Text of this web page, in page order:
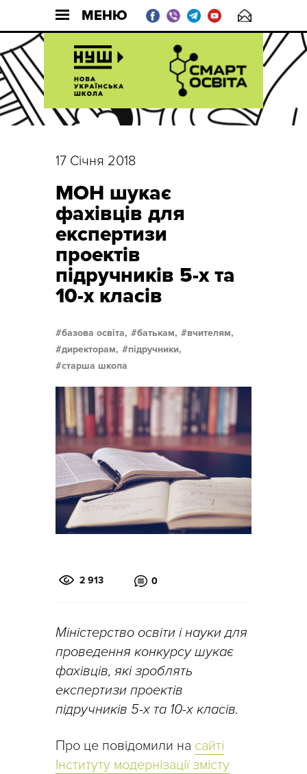
МЕНЮ
17 Січня 2018
МОН шукає
фахівців для
експертизи
проектів
підручників 5-х та
10-х класів
базова освіта, батькам,
вчителям,
директорам,
підручники,
старша школа
2 913 0
Міністерство освіти і науки для
проведення конкурсу шукає
фахівців, які зроблять
експертизи проектів
підручників 5-х та 10-х класів.
Про це повідомили на сайті
Інституту модернізації змісту